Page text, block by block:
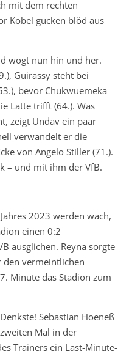
mit dem rechten
Kobel gucken blöd aus
wogt nun hin und her.
Guirassy steht bei
bevor Chukwuemeka
Latte trifft (64.). Was
zeigt Undav ein paar
verwandelt er die
von Angelo Stiller (71.).
– und mit ihm der VfB.
2023 werden wach,
einen 0:2
ausglichen. Reyna sorgte
den vermeintlichen
Minute das Stadion zum
Sebastian Hoeneß
Mal in der
Trainers ein Last-Minute-